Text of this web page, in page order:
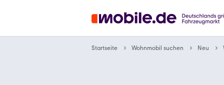
Startseite Wohnmobil suchen Neu